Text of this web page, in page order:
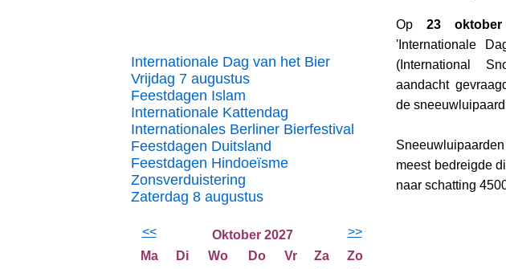
Internationale Dag van het Bier
Vrijdag 7 augustus
Feestdagen Islam
Internationale Kattendag
Internationales Berliner Bierfestival
Feestdagen Duitsland
Feestdagen Hindoeïsme
Zonsverduistering
Zaterdag 8 augustus
<< Oktober 2027
>>
Ma
Di Wo Do Vr Za
Zo
Op 23 oktober
'Internationale
(International
aandacht
de
meest bedreigde
naar schatting